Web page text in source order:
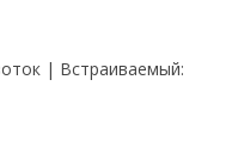
| Встраиваемый: